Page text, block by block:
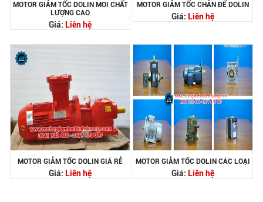
MOTOR GIẢM TỐC DOLIN MOI CHẤT
LƯỢNG CAO
Giá: Liên hệ
MOTOR GIẢM TỐC CHÂN ĐẾ DOLIN
Giá: Liên hệ
MOTOR GIẢM TỐC DOLIN GIÁ RẺ
Giá: Liên hệ
MOTOR GIẢM TỐC DOLIN CÁC LOẠI
Giá: Liên hệ